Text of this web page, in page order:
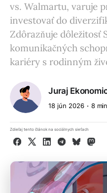
vs. Walmartu, varuje
investovať do
Zdôrazňuje dôležitosť
komunikačných
kariéry s rodinným
Juraj
18 jún 2026 8 min
Zdieľaj tento článok na sociálnych sieťach
Facebook
X LinkedInTelegram
Bluesky